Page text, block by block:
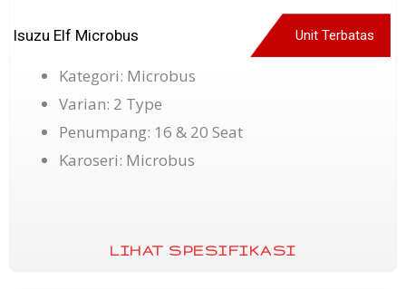
Isuzu Elf Microbus Unit Terbatas
Kategori: Microbus
Varian: 2 Type
Penumpang: 16 & 20 Seat
Karoseri: Microbus
LIHAT SPESIFIKASI